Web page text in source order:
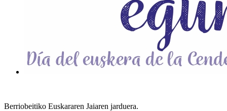
Berriobeitiko Euskararen Jaiaren jarduera.